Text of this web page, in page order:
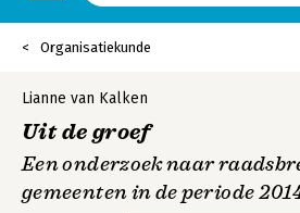
Organisatiekunde
Lianne van Kalken
Uit de groef
Een onderzoek naar
gemeenten in de periode